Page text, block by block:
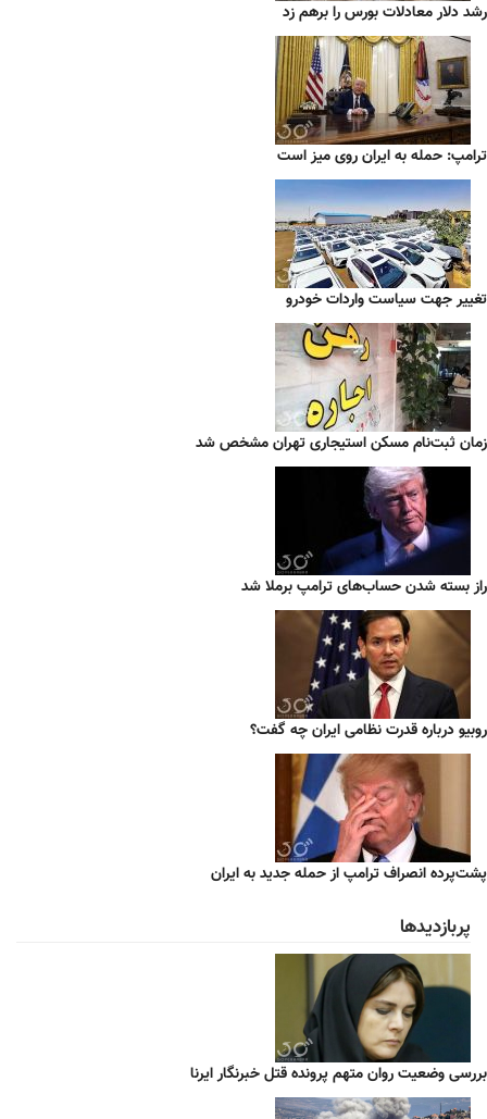
رشد دلار معادلات بورس را برهم زد
ترامپ: حمله به ایران روی میز است
تغییر جهت سیاست واردات خودرو
زمان ثبت‌نام مسکن استیجاری تهران مشخص شد
راز بسته شدن حساب‌های ترامپ برملا شد
روبیو درباره قدرت نظامی ایران چه گفت؟
پشت‌پرده انصراف ترامپ از حمله جدید به ایران
پربازدیدها
بررسی وضعیت روان متهم پرونده قتل خبرنگار ایرنا